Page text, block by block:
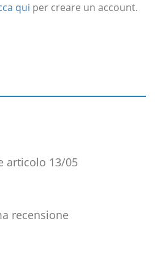
qui per creare un account.
articolo 13/05
recensione